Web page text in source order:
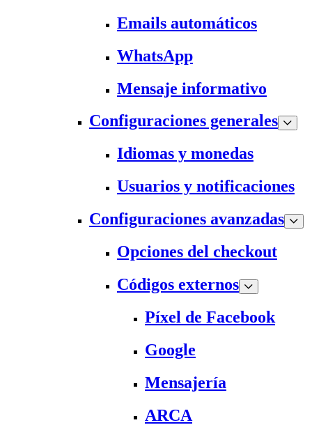
Emails automáticos
WhatsApp
Mensaje informativo
Configuraciones generales
Idiomas y monedas
Usuarios y notificaciones
Configuraciones avanzadas
Opciones del checkout
Códigos externos
Píxel de Facebook
Google
Mensajería
ARCA